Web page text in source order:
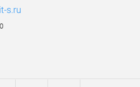
s.ru